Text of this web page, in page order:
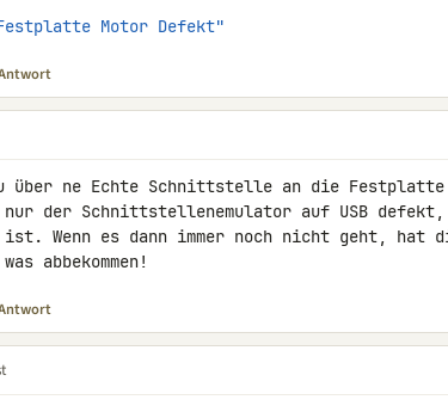
Motor Defekt"
über ne Echte Schnittstelle an die Festplatte
der Schnittstellenemulator auf USB defekt,
Wenn es dann immer noch nicht geht, hat
abbekommen!